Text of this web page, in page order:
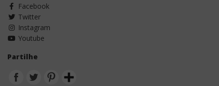
Facebook
Twitter
Instagram
Youtube
Partilhe